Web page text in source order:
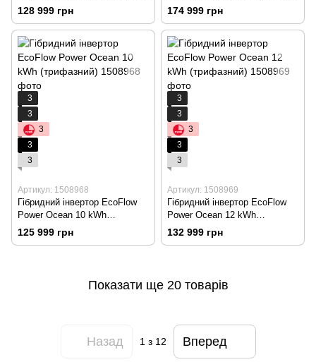
батарей)
128 999 грн
Kit (Без батарей та
генератора)
174 999 грн
3
3
3
3
3
Артикул: 1508968
Гібридний інвертор EcoFlow
Power Ocean 10 kWh
(трифазний)
125 999 грн
3
3
3
3
3
Артикул: 1508969
Гібридний інвертор EcoFlow
Power Ocean 12 kWh
(трифазний)
132 999 грн
Показати ще 20 товарів
Назад 1з 12 Вперед